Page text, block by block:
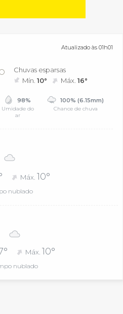
Atualizado às 01h01
Chuvas esparsas
Mín.10° Máx.16°
98%
Umidade do
ar
100% (6.15mm)
Chance de chuva
Máx. 10°
nublado
Máx. 10°
nublado